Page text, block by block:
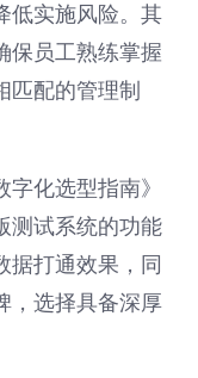
低实施风险。其
保员工熟练掌握
匹配的管理制
化选型指南》
测试系统的功能
据打通效果，同
，选择具备深厚